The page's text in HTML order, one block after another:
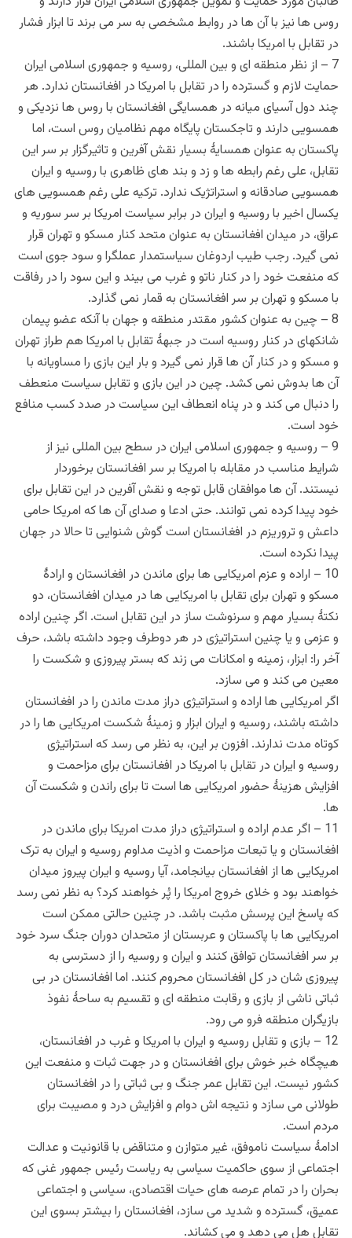
روس ها نیز با آن ها در روابط مشخصی به سر می برند تا ابزار فشار
در تقابل با امریکا باشند.
7 – از نظر منطقه ای و بین المللی، روسیه و جمهوری اسلامی ایران
حمایت لازم و گسترده را در تقابل با امریکا در افغانستان ندارد. هر
چند دول آسیای میانه در همسایگی افغانستان با روس ها نزدیکی و
همسویی دارند و تاجکستان پایگاه مهم نظامیان روس است، اما
پاکستان به عنوان همسایۀ بسیار نقش آفرین و تاثیرگزار بر سر این
تقابل، علی رغم رابطه ها و زد و بند های ظاهری با روسیه و ایران
همسویی صادقانه و استراتژیک ندارد. ترکیه علی رغم همسویی های
یکسال اخیر با روسیه و ایران در برابر سیاست امریکا بر سر سوریه و
عراق، در میدان افغانستان به عنوان متحد کنار مسکو و تهران قرار
نمی گیرد. رجب طیب اردوغان سیاستمدار عملگرا و سود جوی است
که منفعت خود را در کنار ناتو و غرب می بیند و این سود را در رفاقت
با مسکو و تهران بر سر افغانستان به قمار نمی گذارد.
8 – چین به عنوان کشور مقتدر منطقه و جهان با آنکه عضو پیمان
شانکهای در کنار روسیه است در جبهۀ تقابل با امریکا هم طراز تهران
و مسکو و در کنار آن ها قرار نمی گیرد و بار این بازی را مساویانه با
آن ها بدوش نمی کشد. چین در این بازی و تقابل سیاست منعطف
را دنبال می کند و در پناه انعطاف این سیاست در صدد کسب منافع
خود است.
9 – روسیه و جمهوری اسلامی ایران در سطح بین المللی نیز از
شرایط مناسب در مقابله با امریکا بر سر افغانستان برخوردار
نیستند. آن ها موافقان قابل توجه و نقش آفرین در این تقابل برای
خود پیدا کرده نمی توانند. حتی ادعا و صدای آن ها که امریکا حامی
داعش و تروریزم در افغانستان است گوش شنوایی تا حالا در جهان
پیدا نکرده است.
10 – اراده و عزم امریکایی ها برای ماندن در افغانستان و ارادۀ
مسکو و تهران برای تقابل با امریکایی ها در میدان افغانستان، دو
نکتۀ بسیار مهم و سرنوشت ساز در این تقابل است. اگر چنین اراده
و عزمی و یا چنین استراتیژی در هر دوطرف وجود داشته باشد، حرف
آخر را: ابزار، زمینه و امکانات می زند که بستر پیروزی و شکست را
معین می کند و می سازد.
اگر امریکایی ها اراده و استراتیژی دراز مدت ماندن را در افغانستان
داشته باشند، روسیه و ایران ابزار و زمینۀ شکست امریکایی ها را در
کوتاه مدت ندارند. افزون بر این، به نظر می رسد که استراتیژی
روسیه و ایران در تقابل با امریکا در افغانستان برای مزاحمت و
افزایش هزینۀ حضور امریکایی ها است تا برای راندن و شکست آن
ها.
11 – اگر عدم اراده و استراتیژی دراز مدت امریکا برای ماندن در
افغانستان و یا تبعات مزاحمت و اذیت مداوم روسیه و ایران به ترک
امریکایی ها از افغانستان بیانجامد، آیا روسیه و ایران پیروز میدان
خواهند بود و خلای خروج امریکا را پُر خواهند کرد؟ به نظر نمی رسد
که پاسخ این پرسش مثبت باشد. در چنین حالتی ممکن است
امریکایی ها با پاکستان و عربستان از متحدان دوران جنگ سرد خود
بر سر افغانستان توافق کنند و ایران و روسیه را از دسترسی به
پیروزی شان در کل افغانستان محروم کنند. اما افغانستان در بی
ثباتی ناشی از بازی و رقابت منطقه ای و تقسیم به ساحۀ نفوذ
بازیگران منطقه فرو می رود.
12 – بازی و تقابل روسیه و ایران با امریکا و غرب در افغانستان،
هیچگاه خبر خوش برای افغانستان و در جهت ثبات و منفعت این
کشور نیست. این تقابل عمر جنگ و بی ثباتی را در افغانستان
طولانی می سازد و نتیجه اش دوام و افزایش درد و مصیبت برای
مردم است.
ادامۀ سیاست ناموفق، غیر متوازن و متناقض با قانونیت و عدالت
اجتماعی از سوی حاکمیت سیاسی به ریاست رئیس جمهور غنی که
بحران را در تمام عرصه های حیات اقتصادی، سیاسی و اجتماعی
عمیق، گسترده و شدید می سازد، افغانستان را بیشتر بسوی این
تقابل هل می دهد و می کشاند.